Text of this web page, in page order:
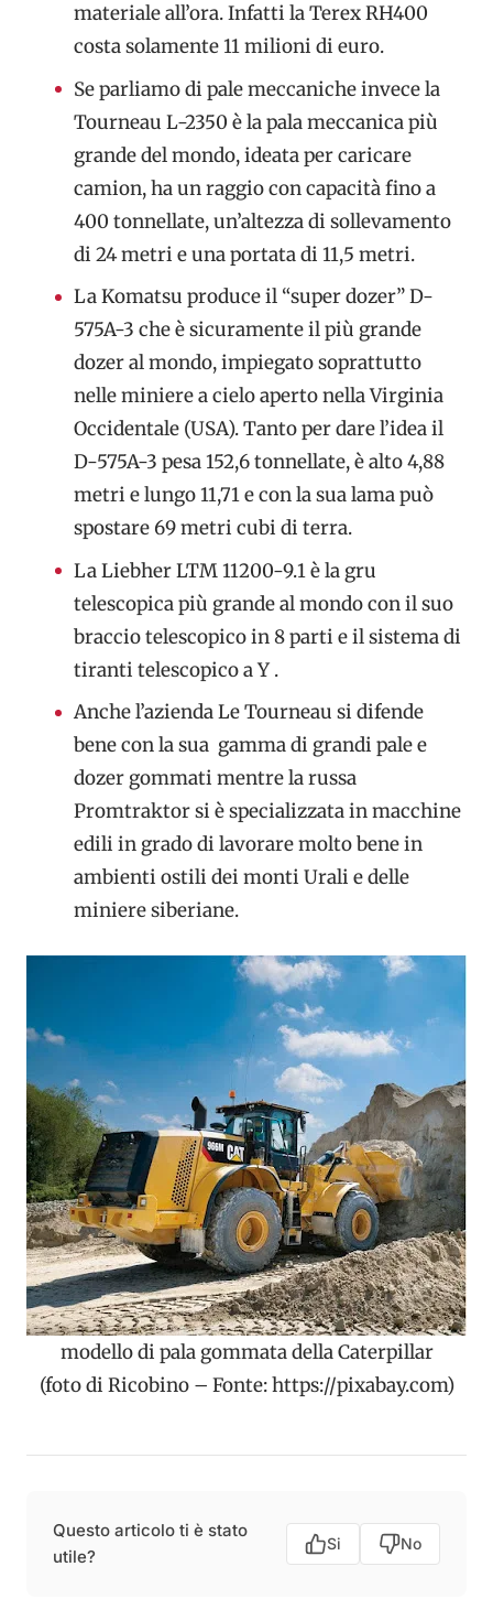
materiale all’ora. Infatti la Terex RH400
costa solamente 11 milioni di euro.
Se parliamo di pale meccaniche invece la
Tourneau L-2350 è la pala meccanica più
grande del mondo, ideata per caricare
camion, ha un raggio con capacità fino a
400 tonnellate, un’altezza di sollevamento
di 24 metri e una portata di 11,5 metri.
La Komatsu produce il “super dozer” D-
575A-3 che è sicuramente il più grande
dozer al mondo, impiegato soprattutto
nelle miniere a cielo aperto nella Virginia
Occidentale (USA). Tanto per dare l’idea il
D-575A-3 pesa 152,6 tonnellate, è alto 4,88
metri e lungo 11,71 e con la sua lama può
spostare 69 metri cubi di terra.
La Liebher LTM 11200-9.1 è la gru
telescopica più grande al mondo con il suo
braccio telescopico in 8 parti e il sistema di
tiranti telescopico a Y .
Anche l’azienda Le Tourneau si difende
bene con la sua gamma di grandi pale e
dozer gommati mentre la russa
Promtraktor si è specializzata in macchine
edili in grado di lavorare molto bene in
ambienti ostili dei monti Urali e delle
miniere siberiane.
modello di pala gommata della Caterpillar
(foto di Ricobino – Fonte: https://pixabay.com)
Questo articolo ti è stato
utile?
Si No